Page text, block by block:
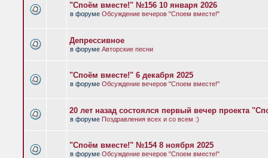
"Споём вместе!" №156 10 января 2026
в форуме Обсуждение вечеров "Споем вместе!"
Депрессивное
в форуме Авторские песни
"Споём вместе!" 6 декабря 2025
в форуме Обсуждение вечеров "Споем вместе!"
20 лет назад состоялся первый вечер проекта
в форуме Поздравления всех и со всем :)
"Споём вместе!" №154 8 ноября 2025
в форуме Обсуждение вечеров "Споем вместе!"